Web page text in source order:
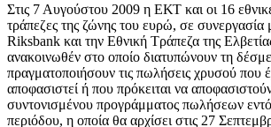
Στις 7 Αυγούστου 2009 η ΕΚΤ και οι 16
τράπεζες της ζώνης του ευρώ, σε συνεργασία
Riksbank και την Εθνική Τράπεζα της
ανακοινωθέν στο οποίο διατυπώνουν τη
πραγματοποιήσουν τις πωλήσεις χρυσού που
αποφασιστεί ή που πρόκειται να
συντονισμένου προγράμματος πωλήσεων
περιόδου, η οποία θα αρχίσει στις 27